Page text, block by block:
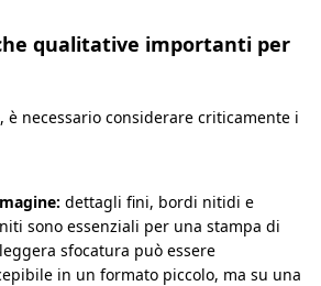
qualitative importanti per
è necessario considerare criticamente i
dettagli fini, bordi nitidi e
sono essenziali per una stampa di
sfocatura può essere
in un formato piccolo, ma su una